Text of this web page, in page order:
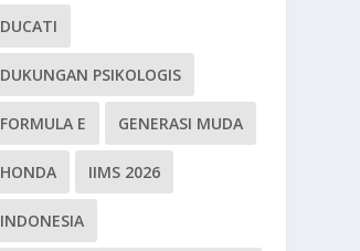
DUCATI
DUKUNGAN PSIKOLOGIS
FORMULA E GENERASI MUDA
HONDA IIMS 2026
INDONESIA